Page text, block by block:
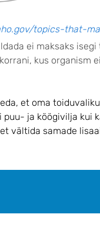
topics-that-
ei maksaks
kus organism
et oma
ja köögivilja kui
vältida samade